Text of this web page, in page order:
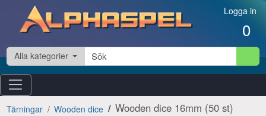
Hoppa till innehåll Logga in
0
Alla kategorier
Tärningar Wooden dice Wooden dice 16mm (50 st)